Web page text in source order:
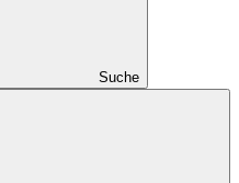
Suche